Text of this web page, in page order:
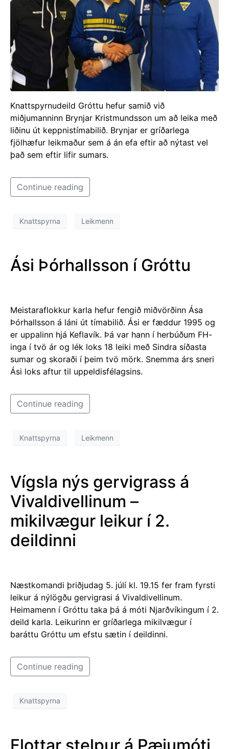
Knattspyrnudeild Gróttu hefur samið við
miðjumanninn Brynjar Kristmundsson um að leika með
liðinu út keppnistímabilið. Brynjar er gríðarlega
fjölhæfur leikmaður sem á án efa eftir að nýtast vel
það sem eftir lifir sumars.
Continue reading
Knattspyrna Leikmenn
Ási Þórhallsson í Gróttu
Meistaraflokkur karla hefur fengið miðvörðinn Ása
Þórhallsson á láni út tímabilið. Ási er fæddur 1995 og
er uppalinn hjá Keflavík. Þá var hann í herbúðum FH-
inga í tvö ár og lék loks 18 leiki með Sindra síðasta
sumar og skoraði í þeim tvö mörk. Snemma árs sneri
Ási loks aftur til uppeldisfélagsins.
Continue reading
Knattspyrna Leikmenn
Vígsla nýs gervigrass á
Vivaldivellinum –
mikilvægur leikur í 2.
deildinni
Næstkomandi þriðjudag 5. júlí kl. 19.15 fer fram fyrsti
leikur á nýlögðu gervigrasi á Vivaldivellinum.
Heimamenn í Gróttu taka þá á móti Njarðvíkingum í 2.
deild karla. Leikurinn er gríðarlega mikilvægur í
baráttu Gróttu um efstu sætin í deildinni.
Continue reading
Knattspyrna
Flottar stelpur á Pæjumóti